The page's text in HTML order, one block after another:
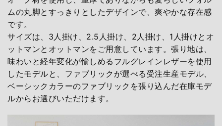
ムの丸脚とすっきりとしたデザインで、爽やかな存在感
です。
サイズは、3人掛け、2.5人掛け、2人掛け、1人掛けとオ
ットマンとオットマンをご用意しています。張り地は、
味わいと経年変化が愉しめるフルグレインレザーを使用
したモデルと、ファブリックが選べる受注生産モデル、
ベーシックカラーのファブリックを張り込んだ在庫モデ
ルからお選びいただけます。